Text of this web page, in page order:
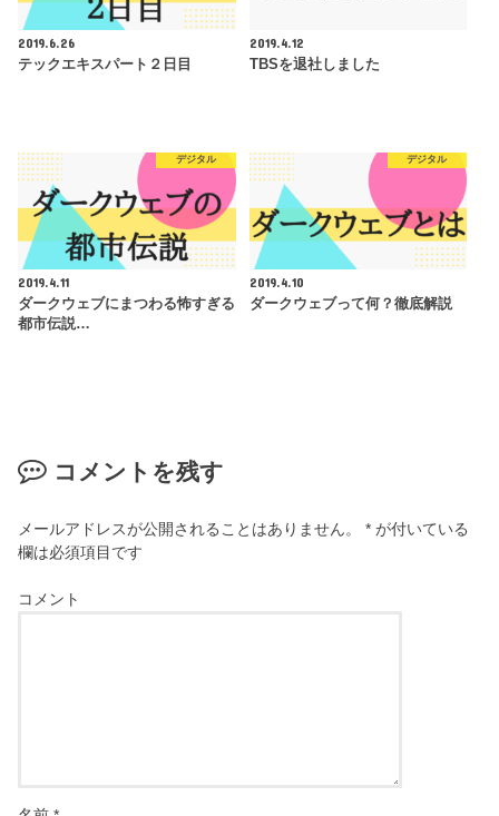
2019.6.26
テックエキスパート２日目
2019.4.12
TBSを退社しました
デジタル
2019.4.11
ダークウェブにまつわる怖すぎる
都市伝説…
デジタル
2019.4.10
ダークウェブって何？徹底解説
コメントを残す
メールアドレスが公開されることはありません。 * が付いている
欄は必須項目です
コメント